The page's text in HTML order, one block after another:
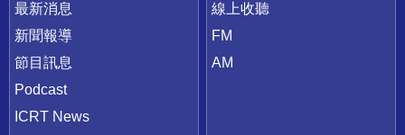
最新消息
新聞報導
節目訊息
Podcast
ICRT News
線上收聽
FM
AM